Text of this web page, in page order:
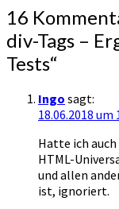
16
div-Tags –
Tests“
Ingo sagt:
18.06.2018 um
Hatte ich
HTML-
und allen
ist, ignoriert.